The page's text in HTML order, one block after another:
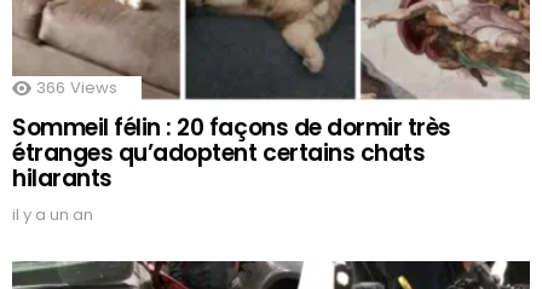
366 Views
Sommeil félin : 20 façons de dormir très
étranges qu’adoptent certains chats
hilarants
il y a un an